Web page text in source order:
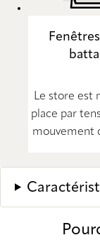
Le store est
place par
mouvement